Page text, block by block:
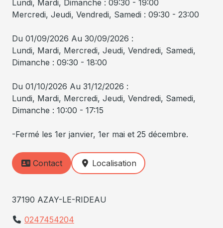
Lundi, Mardi, Dimanche : 09:30 - 19:00
Mercredi, Jeudi, Vendredi, Samedi : 09:30 - 23:00
Du 01/09/2026 Au 30/09/2026 :
Lundi, Mardi, Mercredi, Jeudi, Vendredi, Samedi,
Dimanche : 09:30 - 18:00
Du 01/10/2026 Au 31/12/2026 :
Lundi, Mardi, Mercredi, Jeudi, Vendredi, Samedi,
Dimanche : 10:00 - 17:15
-Fermé les 1er janvier, 1er mai et 25 décembre.
Contact Localisation
37190 AZAY-LE-RIDEAU
0247454204